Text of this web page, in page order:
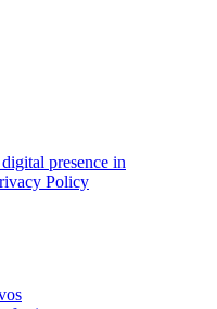
presence in
Policy